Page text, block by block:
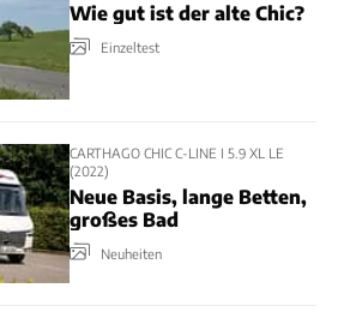
Wie gut ist der alte Chic?
Einzeltest
CARTHAGO CHIC C-LINE I 5.9 XL LE
(2022)
Neue Basis, lange Betten,
großes Bad
Neuheiten